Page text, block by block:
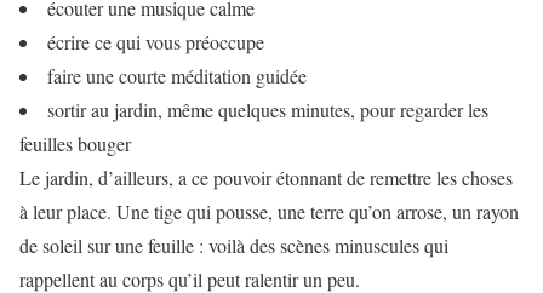
écouter une musique calme
écrire ce qui vous préoccupe
faire une courte méditation guidée
sortir au jardin, même quelques minutes, pour regarder les
feuilles bouger
Le jardin, d’ailleurs, a ce pouvoir étonnant de remettre les choses
à leur place. Une tige qui pousse, une terre qu’on arrose, un rayon
de soleil sur une feuille : voilà des scènes minuscules qui
rappellent au corps qu’il peut ralentir un peu.